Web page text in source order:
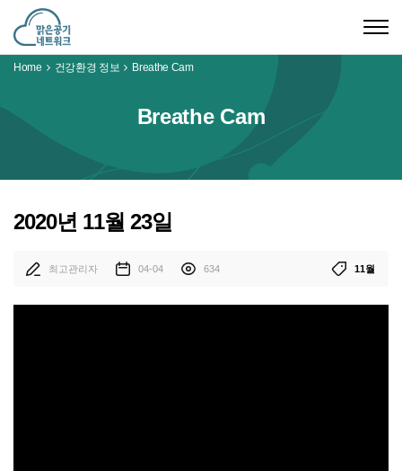
Home 건강환경 정보 Breathe Cam
Breathe Cam
2020년 11월 23일
최고관리자 04-04 634 11월